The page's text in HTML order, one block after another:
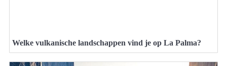
Welke vulkanische landschappen vind je op La Palma?